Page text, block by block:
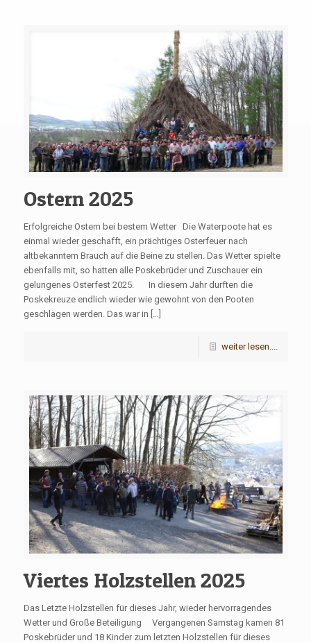
Ostern 2025
Erfolgreiche Ostern bei bestem Wetter Die Waterpoote hat es
einmal wieder geschafft, ein prächtiges Osterfeuer nach
altbekanntem Brauch auf die Beine zu stellen. Das Wetter spielte
ebenfalls mit, so hatten alle Poskebrüder und Zuschauer ein
gelungenes Osterfest 2025. In diesem Jahr durften die
Poskekreuze endlich wieder wie gewohnt von den Pooten
geschlagen werden. Das war in […]
weiter lesen....
Viertes Holzstellen 2025
Das Letzte Holzstellen für dieses Jahr, wieder hervorragendes
Wetter und Große Beteiligung Vergangenen Samstag kamen 81
Poskebrüder und 18 Kinder zum letzten Holzstellen für dieses